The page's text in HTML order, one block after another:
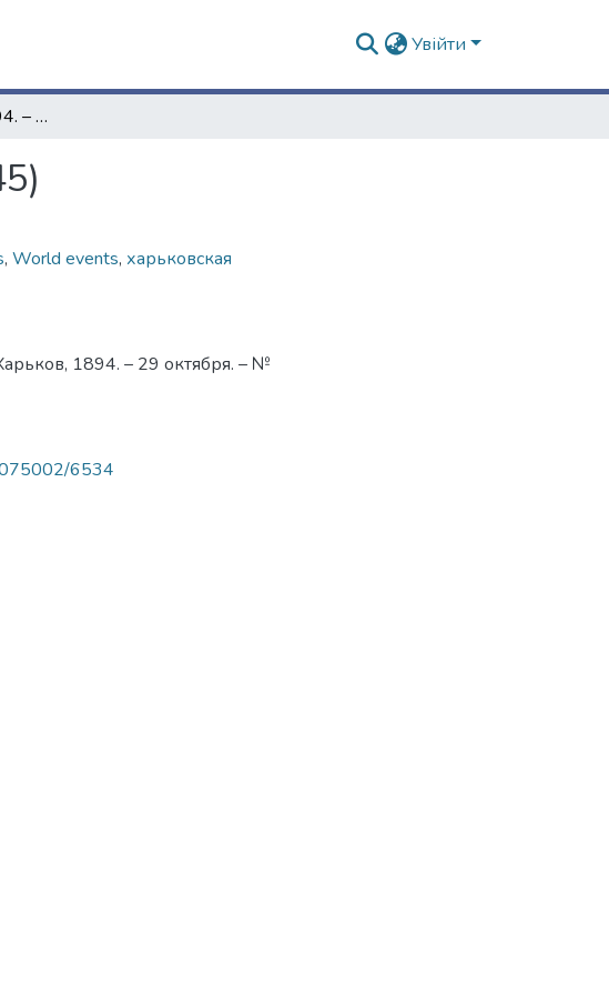
Увійти
Южный край. – 1894. – 29 октября (№ 4745)
, World events, харьковская
1894. – 29 октября. – №
6534